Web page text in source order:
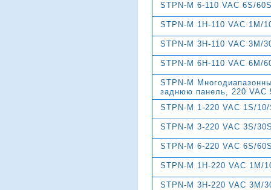
STPN-M 6-110 VAC 6S/
STPN-M 1H-110 VAC 1M/
STPN-M 3H-110 VAC 3M/
STPN-M 6H-110 VAC 6M/
STPN-M
заднюю панель, 220 VAC
STPN-M 1-220 VAC 1S/
STPN-M 3-220 VAC 3S/
STPN-M 6-220 VAC 6S/
STPN-M 1H-220 VAC 1M/
STPN-M 3H-220 VAC 3M/